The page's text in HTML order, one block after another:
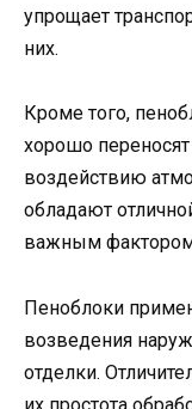
упрощает
них.
Кроме того,
хорошо
воздействию
обладают
важным
Пеноблоки
возведения
отделки.
их простота